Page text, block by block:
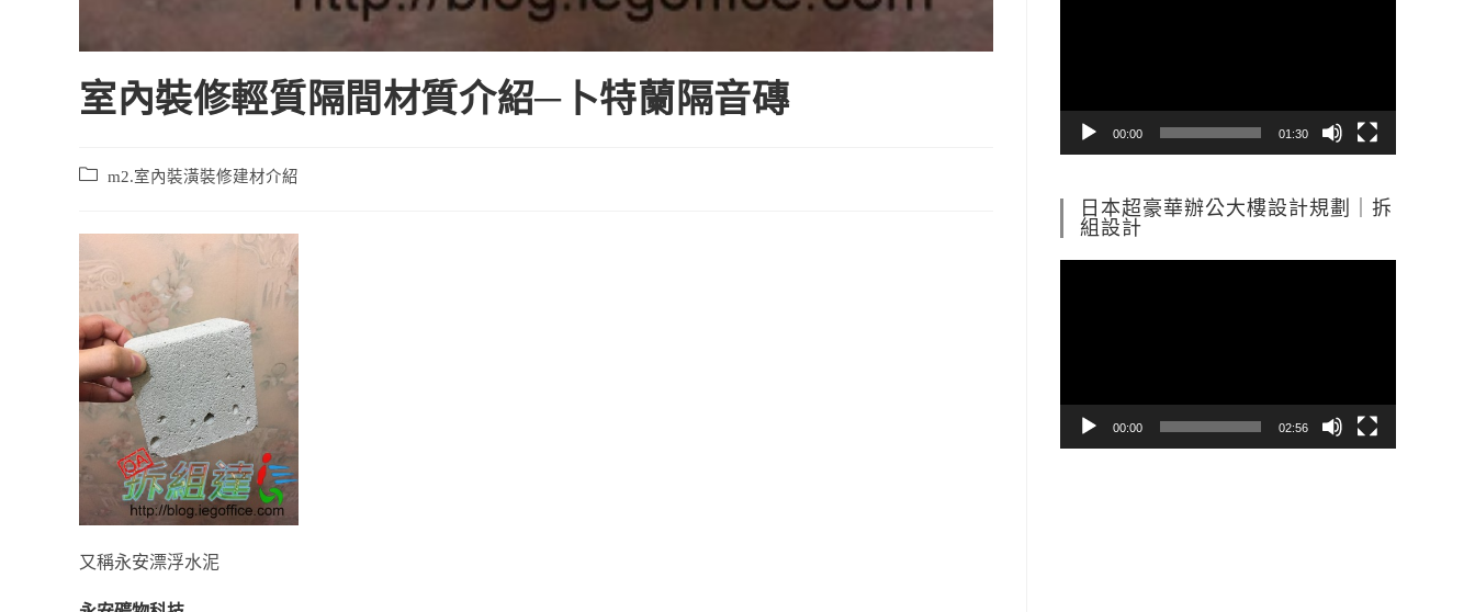
室內裝修輕質隔間材質介紹─卜特蘭隔音磚
m2.室內裝潢裝修建材介紹
又稱永安漂浮水泥
00:00 01:30
日本超豪華辦公大樓設計規劃｜拆
組設計
00:00 02:56